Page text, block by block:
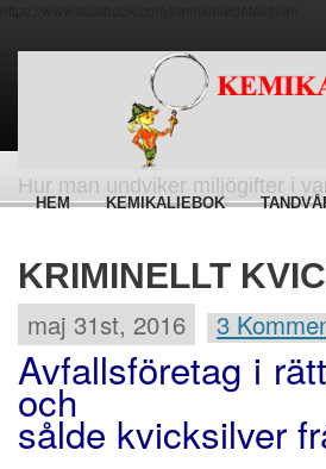
Hur man undviker miljögifter i
HEM KEMIKALIEBOK
KRIMINELLT
maj 31st, 2016 3
Avfallsföretag i
och
sålde kvicksilver